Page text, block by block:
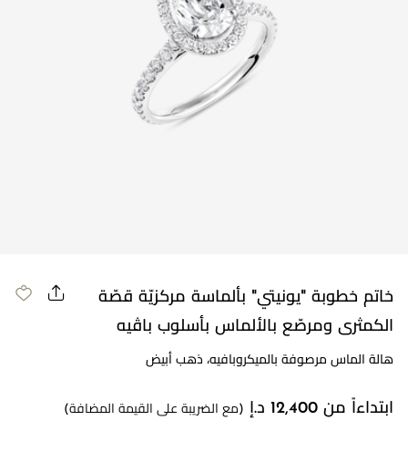
خاتم خطوبة "يونيتي" بألماسة مركزيّة قصّة
الكمثرى ومرصّع بالألماس بأسلوب باڤيه
هالة الماس مرصوفة بالميكروبافيه، ذهب أبيض
ابتداءاً من 12,400 د.إ (مع الضريبة على القيمة المضافة)